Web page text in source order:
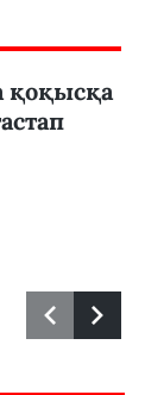
қоқысқа